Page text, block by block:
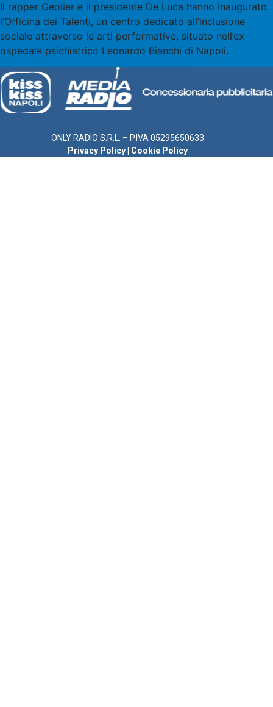
Il rapper Geolier e il presidente De Luca hanno inaugurato
l’Officina dei Talenti, un centro dedicato all’inclusione
sociale attraverso le arti performative, situato nell’ex
ospedale psichiatrico Leonardo Bianchi di Napoli.
ONLY RADIO S.R.L. – P.IVA 05295650633
Privacy Policy
Cookie Policy